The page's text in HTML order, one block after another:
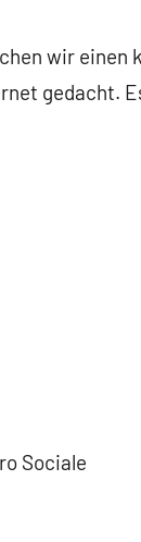
wir
gedacht.
Sociale